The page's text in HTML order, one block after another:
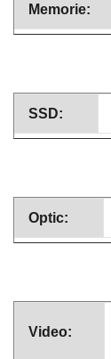
Memorie:
SSD:
Optic:
Video: